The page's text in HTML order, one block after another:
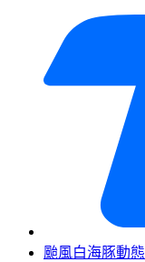
颱風白海豚動態